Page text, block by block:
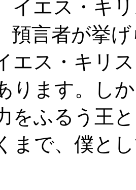
エス・キ
預言者が挙
エス・キリ
ります。し
をふるう王
まで、僕と